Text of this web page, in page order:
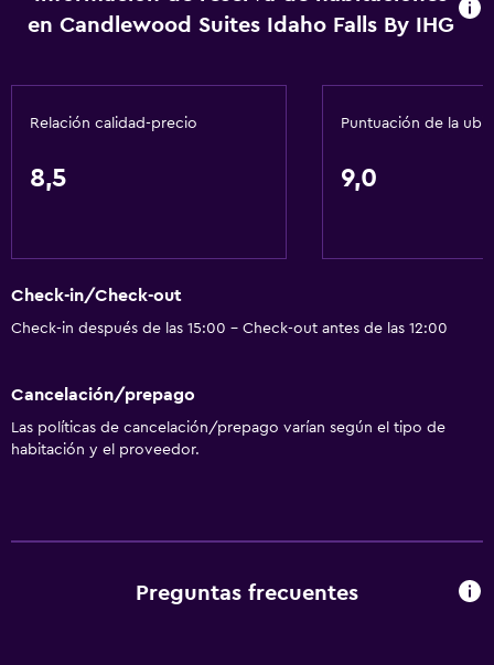
en Candlewood Suites Idaho Falls By IHG
Relación calidad-precio
8,5
Puntuación de la
9,0
Check-in/Check-out
Check-in después de las 15:00 - Check-out antes de las 12:00
Cancelación/prepago
Las políticas de cancelación/prepago varían según el tipo de
habitación y el proveedor.
Preguntas frecuentes